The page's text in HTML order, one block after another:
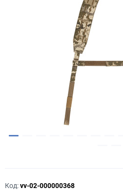
Код:vv-02-000000368